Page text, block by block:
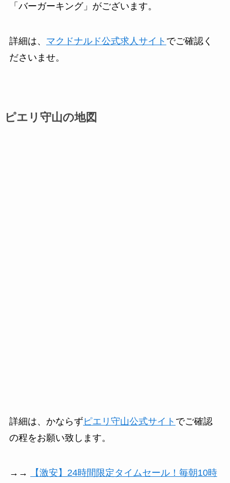
「バーガーキング」がございます。
詳細は、 マクドナルド公式求人サイト でご確認く
ださいませ。
ピエリ守山の地図
詳細は、かならずピエリ守山公式サイト でご確認
の程をお願い致します。
→→
【激安】24時間限定タイムセール！毎朝10時